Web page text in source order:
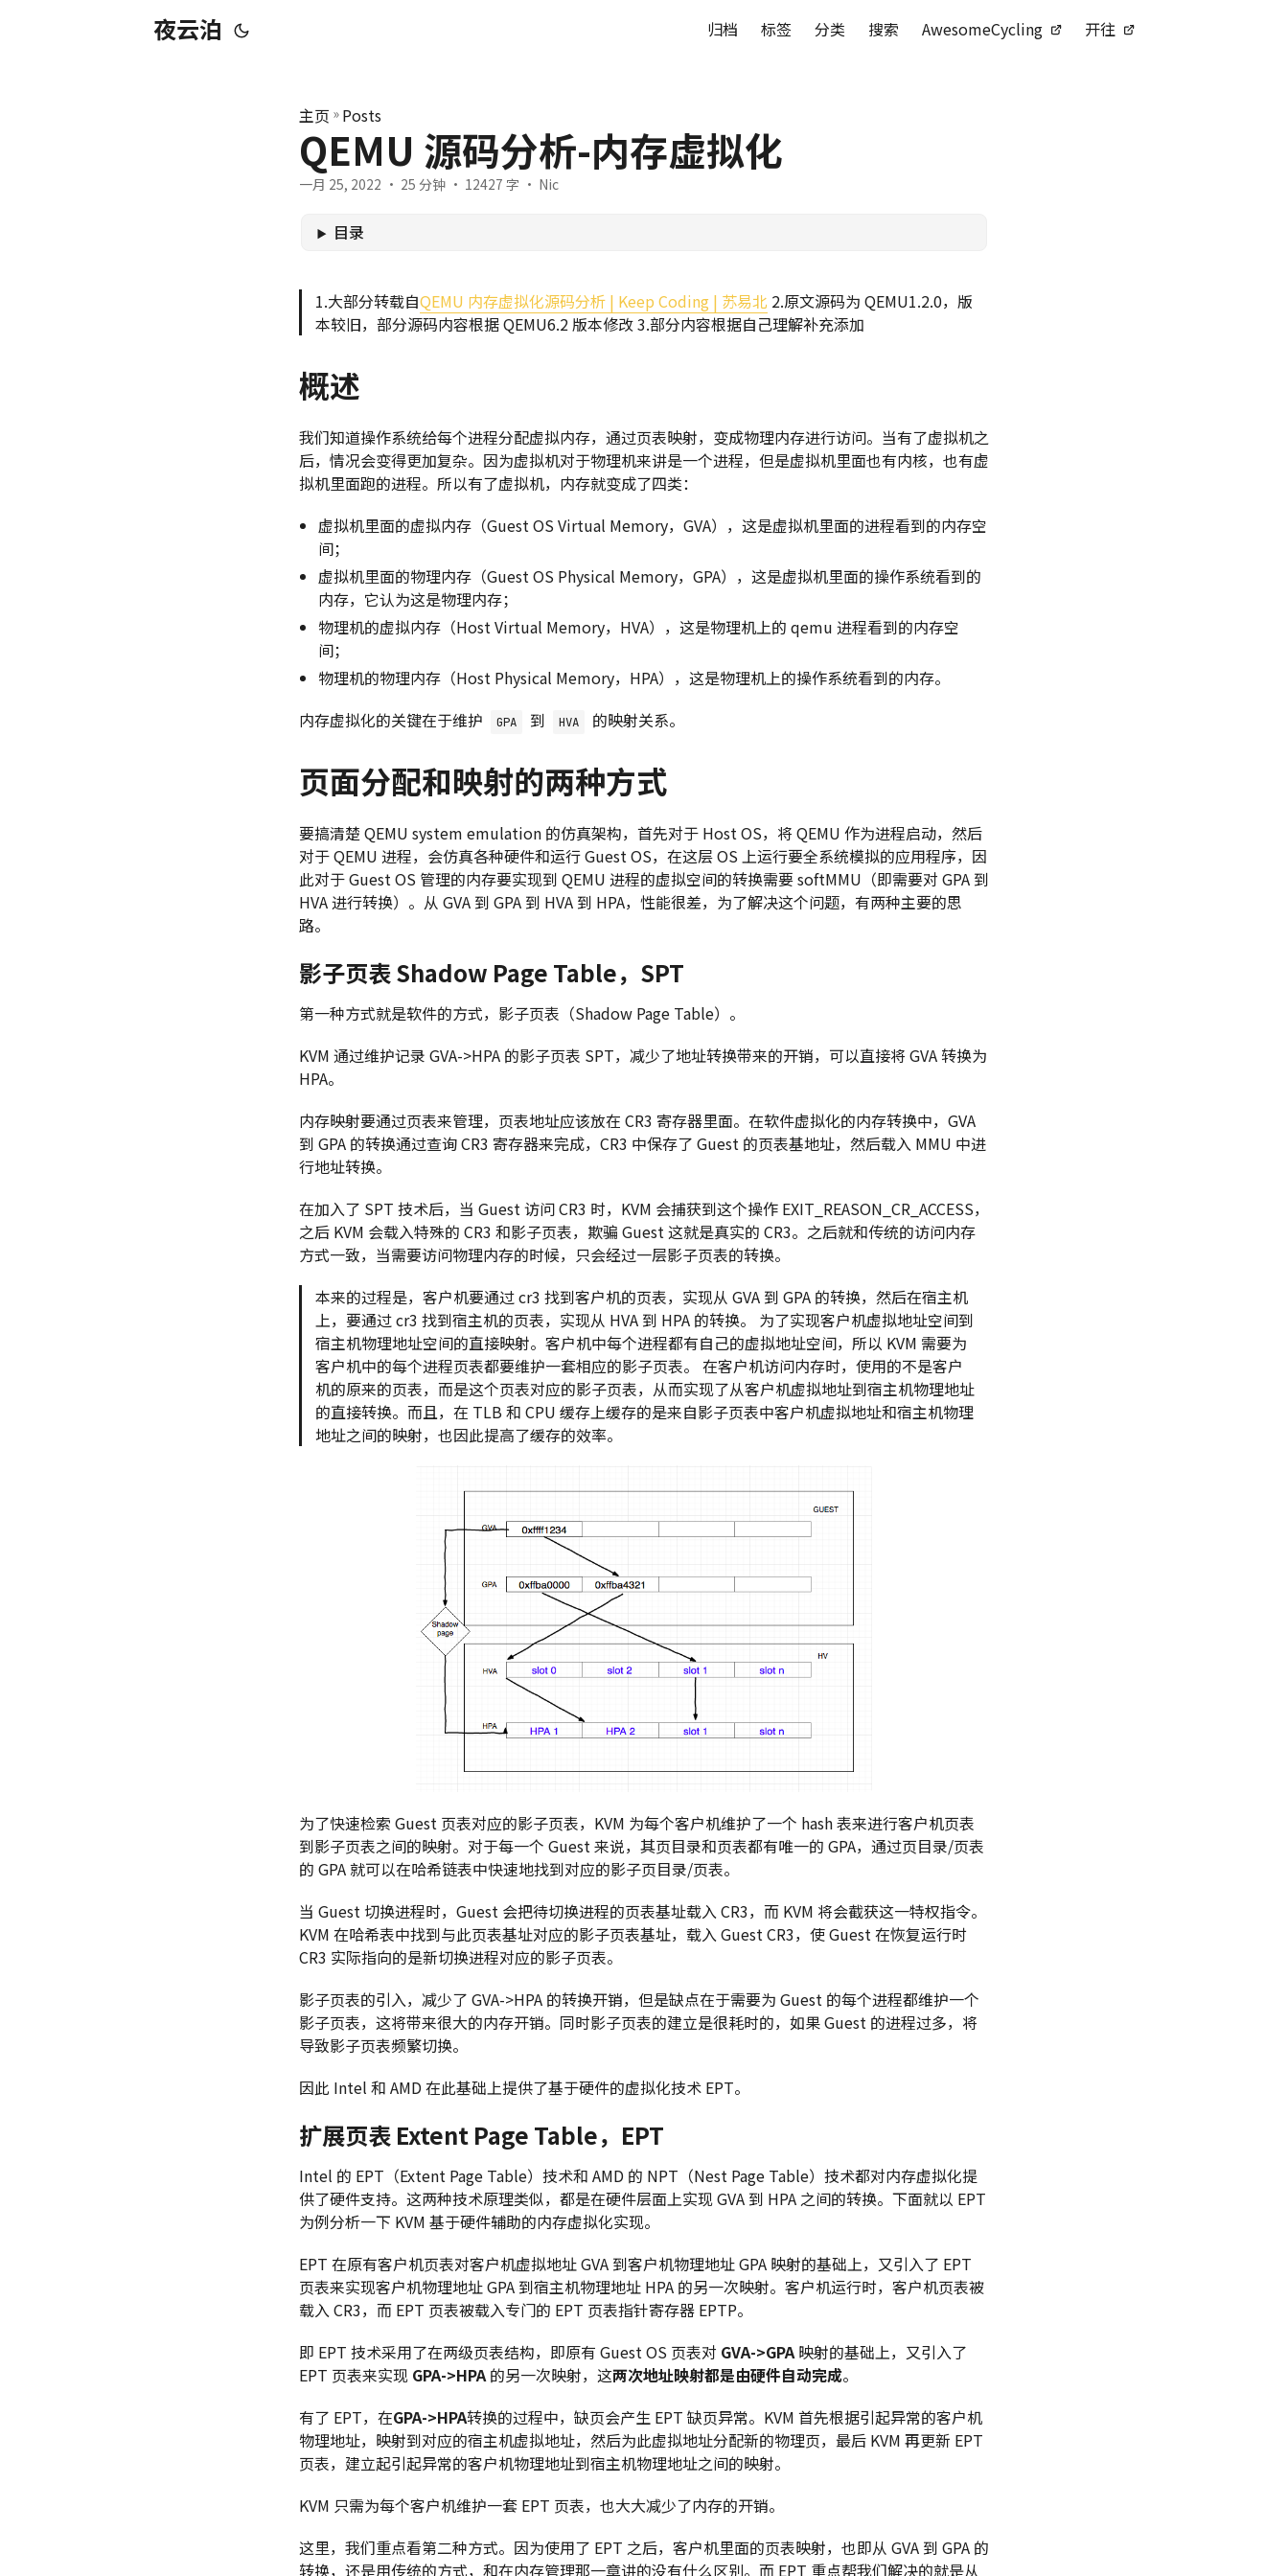
夜云泊 归档 标签 分类 搜索 AwesomeCycling 开往
主页 » Posts
QEMU 源码分析-内存虚拟化
一月 25, 2022 · 25 分钟 · 12427 字 · Nic
目录
1.大部分转载自QEMU 内存虚拟化源码分析 | Keep Coding | 苏易北 2.原文源码为 QEMU1.2.0，版
本较旧，部分源码内容根据 QEMU6.2 版本修改 3.部分内容根据自己理解补充添加
概述
我们知道操作系统给每个进程分配虚拟内存，通过页表映射，变成物理内存进行访问。当有了虚拟机之
后，情况会变得更加复杂。因为虚拟机对于物理机来讲是一个进程，但是虚拟机里面也有内核，也有虚
拟机里面跑的进程。所以有了虚拟机，内存就变成了四类：
虚拟机里面的虚拟内存（Guest OS Virtual Memory，GVA），这是虚拟机里面的进程看到的内存空
间；
虚拟机里面的物理内存（Guest OS Physical Memory，GPA），这是虚拟机里面的操作系统看到的
内存，它认为这是物理内存；
物理机的虚拟内存（Host Virtual Memory，HVA），这是物理机上的 qemu 进程看到的内存空
间；
物理机的物理内存（Host Physical Memory，HPA），这是物理机上的操作系统看到的内存。
内存虚拟化的关键在于维护
GPA 到 HVA 的映射关系。
页面分配和映射的两种方式
要搞清楚 QEMU system emulation 的仿真架构，首先对于 Host OS，将 QEMU 作为进程启动，然后
对于 QEMU 进程，会仿真各种硬件和运行 Guest OS，在这层 OS 上运行要全系统模拟的应用程序，因
此对于 Guest OS 管理的内存要实现到 QEMU 进程的虚拟空间的转换需要 softMMU（即需要对 GPA 到
HVA 进行转换）。从 GVA 到 GPA 到 HVA 到 HPA，性能很差，为了解决这个问题，有两种主要的思
路。
影子页表 Shadow Page Table，SPT
第一种方式就是软件的方式，影子页表（Shadow Page Table）。
KVM 通过维护记录 GVA->HPA 的影子页表 SPT，减少了地址转换带来的开销，可以直接将 GVA 转换为
HPA。
内存映射要通过页表来管理，页表地址应该放在 CR3 寄存器里面。在软件虚拟化的内存转换中，GVA
到 GPA 的转换通过查询 CR3 寄存器来完成，CR3 中保存了 Guest 的页表基地址，然后载入 MMU 中进
行地址转换。
在加入了 SPT 技术后，当 Guest 访问 CR3 时，KVM 会捕获到这个操作 EXIT_REASON_CR_ACCESS，
之后 KVM 会载入特殊的 CR3 和影子页表，欺骗 Guest 这就是真实的 CR3。之后就和传统的访问内存
方式一致，当需要访问物理内存的时候，只会经过一层影子页表的转换。
本来的过程是，客户机要通过 cr3 找到客户机的页表，实现从 GVA 到 GPA 的转换，然后在宿主机
上，要通过 cr3 找到宿主机的页表，实现从 HVA 到 HPA 的转换。 为了实现客户机虚拟地址空间到
宿主机物理地址空间的直接映射。客户机中每个进程都有自己的虚拟地址空间，所以 KVM 需要为
客户机中的每个进程页表都要维护一套相应的影子页表。 在客户机访问内存时，使用的不是客户
机的原来的页表，而是这个页表对应的影子页表，从而实现了从客户机虚拟地址到宿主机物理地址
的直接转换。而且，在 TLB 和 CPU 缓存上缓存的是来自影子页表中客户机虚拟地址和宿主机物理
地址之间的映射，也因此提高了缓存的效率。
为了快速检索 Guest 页表对应的影子页表，KVM 为每个客户机维护了一个 hash 表来进行客户机页表
到影子页表之间的映射。对于每一个 Guest 来说，其页目录和页表都有唯一的 GPA，通过页目录/页表
的 GPA 就可以在哈希链表中快速地找到对应的影子页目录/页表。
当 Guest 切换进程时，Guest 会把待切换进程的页表基址载入 CR3，而 KVM 将会截获这一特权指令。
KVM 在哈希表中找到与此页表基址对应的影子页表基址，载入 Guest CR3，使 Guest 在恢复运行时
CR3 实际指向的是新切换进程对应的影子页表。
影子页表的引入，减少了 GVA->HPA 的转换开销，但是缺点在于需要为 Guest 的每个进程都维护一个
影子页表，这将带来很大的内存开销。同时影子页表的建立是很耗时的，如果 Guest 的进程过多，将
导致影子页表频繁切换。
因此 Intel 和 AMD 在此基础上提供了基于硬件的虚拟化技术 EPT。
扩展页表 Extent Page Table，EPT
Intel 的 EPT（Extent Page Table）技术和 AMD 的 NPT（Nest Page Table）技术都对内存虚拟化提
供了硬件支持。这两种技术原理类似，都是在硬件层面上实现 GVA 到 HPA 之间的转换。下面就以 EPT
为例分析一下 KVM 基于硬件辅助的内存虚拟化实现。
EPT 在原有客户机页表对客户机虚拟地址 GVA 到客户机物理地址 GPA 映射的基础上，又引入了 EPT
页表来实现客户机物理地址 GPA 到宿主机物理地址 HPA 的另一次映射。客户机运行时，客户机页表被
载入 CR3，而 EPT 页表被载入专门的 EPT 页表指针寄存器 EPTP。
即 EPT 技术采用了在两级页表结构，即原有 Guest OS 页表对 GVA->GPA映射的基础上，又引入了
EPT 页表来实现 GPA->HPA的另一次映射，这两次地址映射都是由硬件自动完成。
有了 EPT，在GPA->HPA转换的过程中，缺页会产生 EPT 缺页异常。KVM 首先根据引起异常的客户机
物理地址，映射到对应的宿主机虚拟地址，然后为此虚拟地址分配新的物理页，最后 KVM 再更新 EPT
页表，建立起引起异常的客户机物理地址到宿主机物理地址之间的映射。
KVM 只需为每个客户机维护一套 EPT 页表，也大大减少了内存的开销。
这里，我们重点看第二种方式。因为使用了 EPT 之后，客户机里面的页表映射，也即从 GVA 到 GPA 的
转换，还是用传统的方式，和在内存管理那一章讲的没有什么区别。而 EPT 重点帮我们解决的就是从